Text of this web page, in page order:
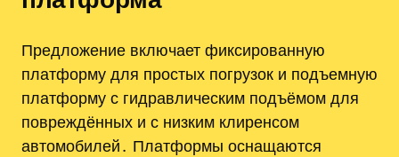
Предложение включает фиксированную
платформу для простых погрузок и подъемную
платформу с гидравлическим подъёмом для
повреждённых и с низким клиренсом
автомобилей․ Платформы оснащаются